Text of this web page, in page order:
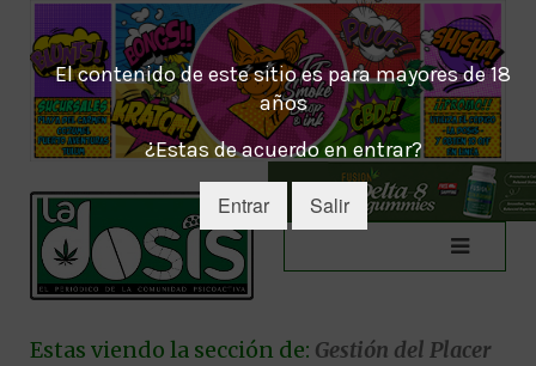
El contenido de este sitio es para mayores de 18
años
¿Estas de acuerdo en entrar?
Entrar Salir
Estas viendo la sección de: Gestión del Placer